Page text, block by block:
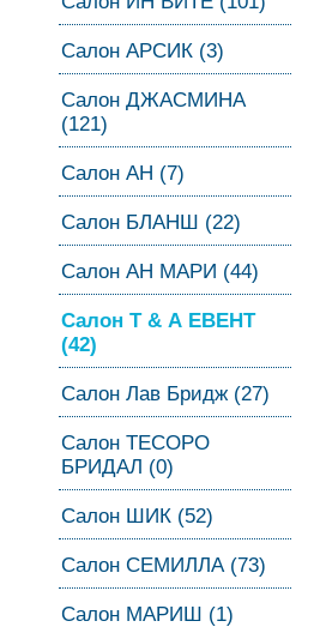
Салон АРСИК (3)
Салон ДЖАСМИНА
(121)
Салон АН (7)
Салон БЛАНШ (22)
Салон АН МАРИ (44)
Салон Т & А ЕВЕНТ
(42)
Салон Лав Бридж (27)
Салон ТЕСОРО
БРИДАЛ (0)
Салон ШИК (52)
Салон СЕМИЛЛА (73)
Салон МАРИШ (1)